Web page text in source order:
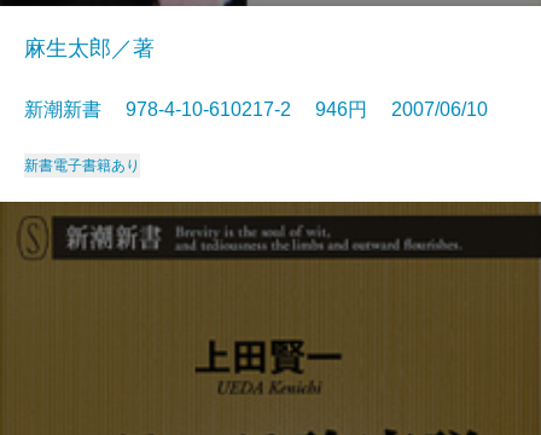
麻生太郎／著
新潮新書 978-4-10-610217-2 946円 2007/06/10
新書電子書籍あり